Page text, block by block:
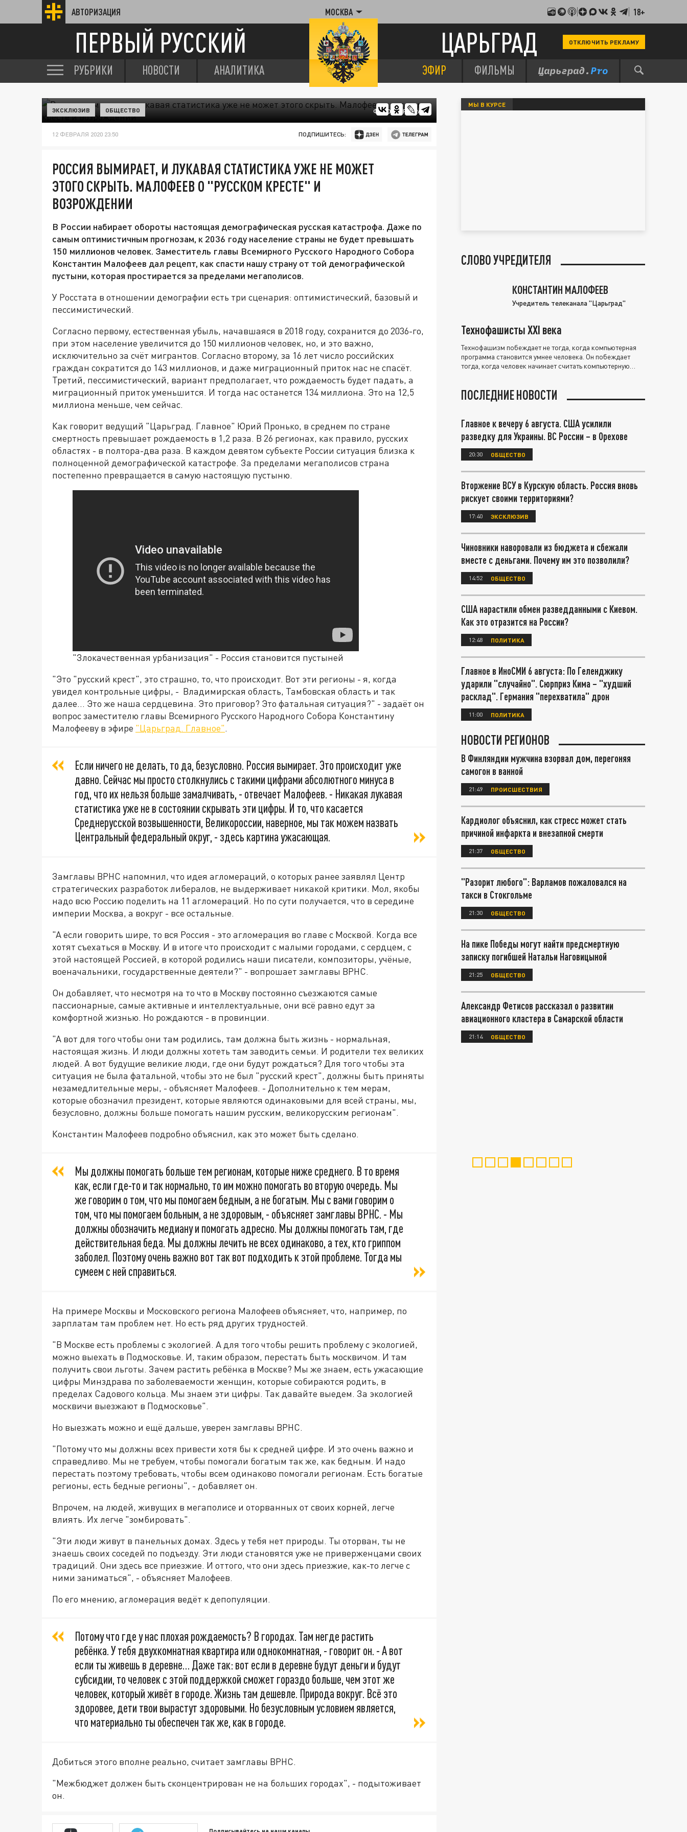
АВТОРИЗАЦИЯ МОСКВА 18+
ПЕРВЫЙ РУССКИЙ ЦАРЬГРАД ОТКЛЮЧИТЬ РЕКЛАМУ
РУБРИКИ НОВОСТИ АНАЛИТИКА ЭФИР ФИЛЬМЫ
ФОТО: ЦАРЬГРАД
ЭКСКЛЮЗИВ ОБЩЕСТВО
12 ФЕВРАЛЯ 2020 23:50 ПОДПИШИТЕСЬ:
РОССИЯ ВЫМИРАЕТ, И ЛУКАВАЯ СТАТИСТИКА УЖЕ НЕ МОЖЕТ
ЭТОГО СКРЫТЬ. МАЛОФЕЕВ О "РУССКОМ КРЕСТЕ" И
ВОЗРОЖДЕНИИ
В России набирает обороты настоящая демографическая русская катастрофа. Даже по
самым оптимистичным прогнозам, к 2036 году население страны не будет превышать
150 миллионов человек. Заместитель главы Всемирного Русского Народного Собора
Константин Малофеев дал рецепт, как спасти нашу страну от той демографической
пустыни, которая простирается за пределами мегаполисов.
У Росстата в отношении демографии есть три сценария: оптимистический, базовый и
пессимистический.
Согласно первому, естественная убыль, начавшаяся в 2018 году, сохранится до 2036-го,
при этом население увеличится до 150 миллионов человек, но, и это важно,
исключительно за счёт мигрантов. Согласно второму, за 16 лет число российских
граждан сократится до 143 миллионов, и даже миграционный приток нас не спасёт.
Третий, пессимистический, вариант предполагает, что рождаемость будет падать, а
миграционный приток уменьшится. И тогда нас останется 134 миллиона. Это на 12,5
миллиона меньше, чем сейчас.
Как говорит ведущий "Царьград. Главное" Юрий Пронько, в среднем по стране
смертность превышает рождаемость в 1,2 раза. В 26 регионах, как правило, русских
областях - в полтора-два раза. В каждом девятом субъекте России ситуация близка к
полноценной демографической катастрофе. За пределами мегаполисов страна
постепенно превращается в самую настоящую пустыню.
"Злокачественная урбанизация" - Россия становится пустыней
"Это "русский крест", это страшно, то, что происходит. Вот эти регионы - я, когда
увидел контрольные цифры, - Владимирская область, Тамбовская область и так
далее... Это же наша сердцевина. Это приговор? Это фатальная ситуация?" - задаёт он
вопрос заместителю главы Всемирного Русского Народного Собора Константину
Малофееву в эфире "Царьград. Главное".
Если ничего не делать, то да, безусловно. Россия вымирает. Это происходит уже
давно. Сейчас мы просто столкнулись с такими цифрами абсолютного минуса в
год, что их нельзя больше замалчивать, - отвечает Малофеев. - Никакая лукавая
статистика уже не в состоянии скрывать эти цифры. И то, что касается
Среднерусской возвышенности, Великороссии, наверное, мы так можем назвать
Центральный федеральный округ, - здесь картина ужасающая.
Замглавы ВРНС напомнил, что идея агломераций, о которых ранее заявлял Центр
стратегических разработок либералов, не выдерживает никакой критики. Мол, якобы
надо всю Россию поделить на 11 агломераций. Но по сути получается, что в середине
империи Москва, а вокруг - все остальные.
"А если говорить шире, то вся Россия - это агломерация во главе с Москвой. Когда все
хотят съехаться в Москву. И в итоге что происходит с малыми городами, с сердцем, с
этой настоящей Россией, в которой родились наши писатели, композиторы, учёные,
военачальники, государственные деятели?" - вопрошает замглавы ВРНС.
Он добавляет, что несмотря на то что в Москву постоянно съезжаются самые
пассионарные, самые активные и интеллектуальные, они всё равно едут за
комфортной жизнью. Но рождаются - в провинции.
"А вот для того чтобы они там родились, там должна быть жизнь - нормальная,
настоящая жизнь. И люди должны хотеть там заводить семьи. И родители тех великих
людей. А вот будущие великие люди, где они будут рождаться? Для того чтобы эта
ситуация не была фатальной, чтобы это не был "русский крест", должны быть приняты
незамедлительные меры, - объясняет Малофеев. - Дополнительно к тем мерам,
которые обозначил президент, которые являются одинаковыми для всей страны, мы,
безусловно, должны больше помогать нашим русским, великорусским регионам".
Константин Малофеев подробно объяснил, как это может быть сделано.
Мы должны помогать больше тем регионам, которые ниже среднего. В то время
как, если где-то и так нормально, то им можно помогать во вторую очередь. Мы
же говорим о том, что мы помогаем бедным, а не богатым. Мы с вами говорим о
том, что мы помогаем больным, а не здоровым, - объясняет замглавы ВРНС. - Мы
должны обозначить медиану и помогать адресно. Мы должны помогать там, где
действительная беда. Мы должны лечить не всех одинаково, а тех, кто гриппом
заболел. Поэтому очень важно вот так вот подходить к этой проблеме. Тогда мы
сумеем с ней справиться.
На примере Москвы и Московского региона Малофеев объясняет, что, например, по
зарплатам там проблем нет. Но есть ряд других трудностей.
"В Москве есть проблемы с экологией. А для того чтобы решить проблему с экологией,
можно выехать в Подмосковье. И, таким образом, перестать быть москвичом. И там
получить свои льготы. Зачем растить ребёнка в Москве? Мы же знаем, есть ужасающие
цифры Минздрава по заболеваемости женщин, которые собираются родить, в
пределах Садового кольца. Мы знаем эти цифры. Так давайте выедем. За экологией
москвичи выезжают в Подмосковье".
Но выезжать можно и ещё дальше, уверен замглавы ВРНС.
"Потому что мы должны всех привести хотя бы к средней цифре. И это очень важно и
справедливо. Мы не требуем, чтобы помогали богатым так же, как бедным. И надо
перестать поэтому требовать, чтобы всем одинаково помогали регионам. Есть богатые
регионы, есть бедные регионы", - добавляет он.
Впрочем, на людей, живущих в мегаполисе и оторванных от своих корней, легче
влиять. Их легче "зомбировать".
"Эти люди живут в панельных домах. Здесь у тебя нет природы. Ты оторван, ты не
знаешь своих соседей по подъезду. Эти люди становятся уже не приверженцами своих
традиций. Они здесь все приезжие. И оттого, что они здесь приезжие, как-то легче с
ними заниматься", - объясняет Малофеев.
По его мнению, агломерация ведёт к депопуляции.
Потому что где у нас плохая рождаемость? В городах. Там негде растить
ребёнка. У тебя двухкомнатная квартира или однокомнатная, - говорит он. - А вот
если ты живешь в деревне… Даже так: вот если в деревне будут деньги и будут
субсидии, то человек с этой поддержкой сможет гораздо больше, чем этот же
человек, который живёт в городе. Жизнь там дешевле. Природа вокруг. Всё это
здоровее, дети твои вырастут здоровыми. Но безусловным условием является,
что материально ты обеспечен так же, как в городе.
Добиться этого вполне реально, считает замглавы ВРНС.
"Межбюджет должен быть сконцентрирован не на больших городах", - подытоживает
он.
Подписывайтесь на наши каналы
МЫ В КУРСЕ
СЛОВО УЧРЕДИТЕЛЯ
КОНСТАНТИН МАЛОФЕЕВ
Учредитель телеканала "Царьград"
Технофашисты XXI века
Технофашизм побеждает не тогда, когда компьютерная
программа становится умнее человека. Он побеждает
тогда, когда человек начинает считать компьютерную
ПОСЛЕДНИЕ НОВОСТИ
Главное к вечеру 6 августа. США усилили
разведку для Украины. ВС России – в Орехове
20:30 ОБЩЕСТВО
Вторжение ВСУ в Курскую область. Россия вновь
рискует своими территориями?
17:40 ЭКСКЛЮЗИВ
Чиновники наворовали из бюджета и сбежали
вместе с деньгами. Почему им это позволили?
14:52 ОБЩЕСТВО
США нарастили обмен разведданными с Киевом.
Как это отразится на России?
12:48 ПОЛИТИКА
Главное в ИноСМИ 6 августа: По Геленджику
ударили "случайно". Сюрприз Кима – "худший
расклад". Германия "перехватила" дрон
11:00 ПОЛИТИКА
НОВОСТИ РЕГИОНОВ
В Финляндии мужчина взорвал дом, перегоняя
самогон в ванной
21:49 ПРОИСШЕСТВИЯ
Кардиолог объяснил, как стресс может стать
причиной инфаркта и внезапной смерти
21:37 ОБЩЕСТВО
"Разорит любого": Варламов пожаловался на
такси в Стокгольме
21:30 ОБЩЕСТВО
На пике Победы могут найти предсмертную
записку погибшей Натальи Наговицыной
21:25 ОБЩЕСТВО
Александр Фетисов рассказал о развитии
авиационного кластера в Самарской области
21:14 ОБЩЕСТВО